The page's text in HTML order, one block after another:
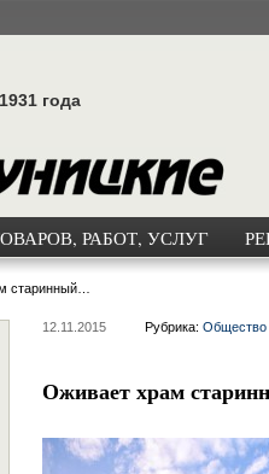
года
РАБОТ, УСЛУГ
старинный…
12.11.2015 Рубрика: Общество
Оживает храм